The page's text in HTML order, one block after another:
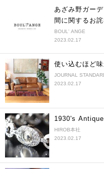
あざみ野ガー
間に関するお
BOUL' ANGE
2023.02.17
使い込むほど
JOURNAL
2023.02.17
1930's
HIROB本社
2023.02.17